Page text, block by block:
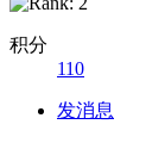
积分
110
发消息